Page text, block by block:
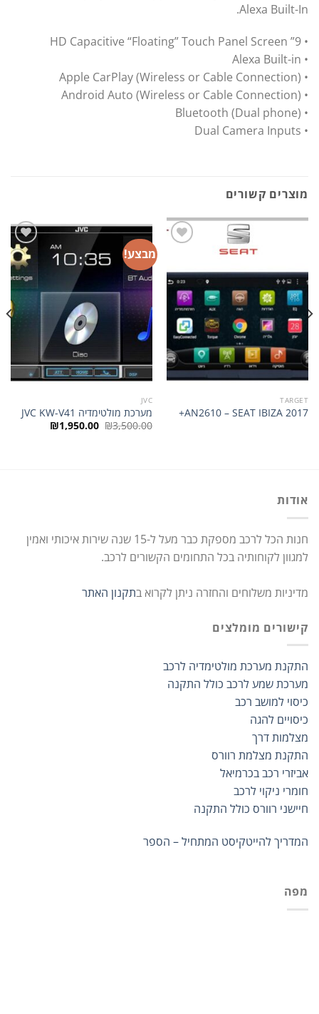
Alexa Built-In.
• 9” HD Capacitive “Floating” Touch Panel Screen
• Alexa Built-in
• Apple CarPlay (Wireless or Cable Connection)
• Android Auto (Wireless or Cable Connection)
• Bluetooth (Dual phone)
• Dual Camera Inputs
מוצרים קשורים
המשאלות
TARGET
AN2610 – SEAT IBIZA 2017+
מבצע!
הוסף
לרשימת
המשאלות
JVC
מערכת מולטימדיה JVC KW-V41
₪3,500.00 המחיר ₪1,950.00 המחיר
אודות
חנות הכל לרכב מספקת כבר מעל ל-15 שנה שירות איכותי ואמין
למגוון לקוחותיה בכל התחומים הקשורים לרכב.
מדיניות משלוחים והחזרה ניתן לקרוא בתקנון האתר
קישורים מומלצים
התקנת מערכת מולטימדיה לרכב
מערכת שמע לרכב כולל התקנה
כיסוי למושב רכב
כיסויים להגה
מצלמות דרך
התקנת מצלמת רוורס
אביזרי רכב בכרמיאל
חומרי ניקוי לרכב
חיישני רוורס כולל התקנה
המדריך להייטקיסט המתחיל – הספר
מפה